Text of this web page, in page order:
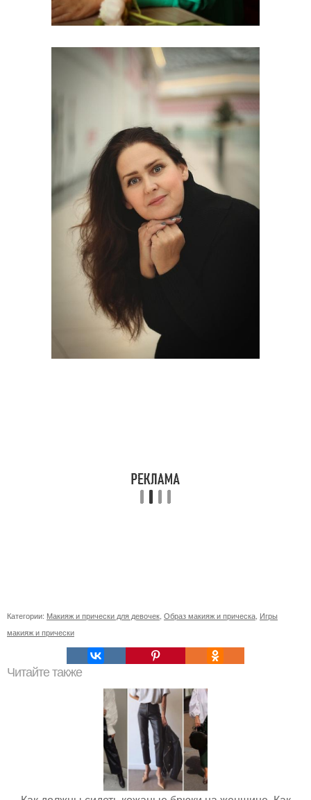
Категории: Макияж и прически для девочек, Образ макияж и прическа, Игры
макияж и прически
Читайте также